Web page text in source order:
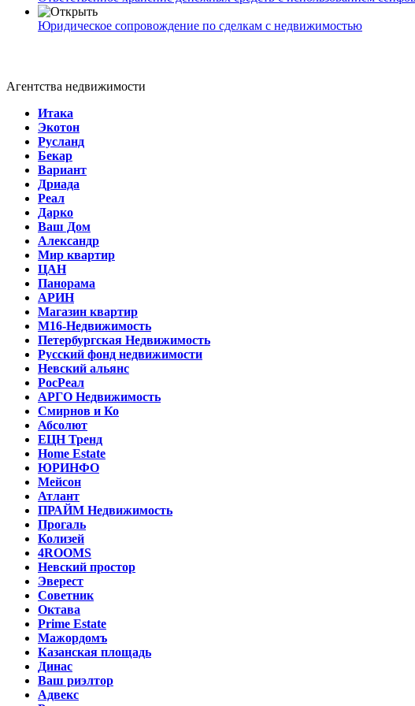
Юридическое сопровождение по сделкам с недвижимостью
Агентства недвижимости
Итака
Экотон
Русланд
Бекар
Вариант
Дриада
Реал
Дарко
Ваш Дом
Александр
Мир квартир
ЦАН
Панорама
АРИН
Магазин квартир
М16-Недвижимость
Петербургская Недвижимость
Русский фонд недвижимости
Невский альянс
РосРеал
АРГО Недвижимость
Смирнов и Ко
Абсолют
ЕЦН Тренд
Home Estate
ЮРИНФО
Мейсон
Атлант
ПРАЙМ Недвижимость
Прогаль
Колизей
4ROOMS
Невский простор
Эверест
Советник
Октава
Prime Estate
Мажордомъ
Казанская площадь
Динас
Ваш риэлтор
Адвекс